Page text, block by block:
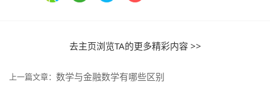
去主页浏览TA的更多精彩内容 >>
上一篇文章： 数学与金融数学有哪些区别